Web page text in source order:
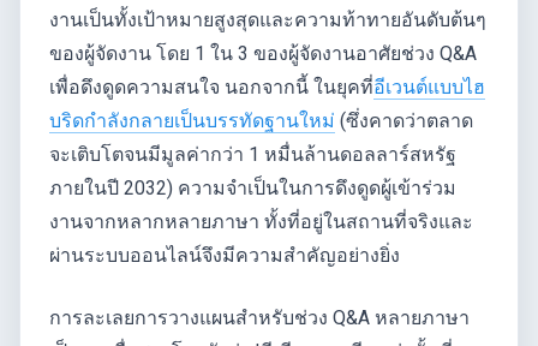
งานเป็นทั้งเป้าหมายสูงสุดและความท้าทายอันดับต้นๆ
ของผู้จัดงาน โดย 1 ใน 3 ของผู้จัดงานอาศัยช่วง Q&A
เพื่อดึงดูดความสนใจ นอกจากนี้ ในยุคที่อีเวนต์แบบไฮ
บริดกำลังกลายเป็นบรรทัดฐานใหม่ (ซึ่งคาดว่าตลาด
จะเติบโตจนมีมูลค่ากว่า 1 หมื่นล้านดอลลาร์สหรัฐ
ภายในปี 2032) ความจำเป็นในการดึงดูดผู้เข้าร่วม
งานจากหลากหลายภาษา ทั้งที่อยู่ในสถานที่จริงและ
ผ่านระบบออนไลน์จึงมีความสำคัญอย่างยิ่ง
การละเลยการวางแผนสำหรับช่วง Q&A หลายภาษา